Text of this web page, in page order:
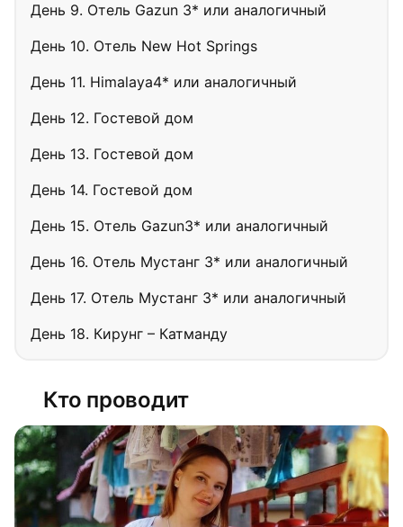
День 9. Отель Gazun 3* или аналогичный
День 10. Отель New Hot Springs
День 11. Himalaya4* или аналогичный
День 12. Гостевой дом
День 13. Гостевой дом
День 14. Гостевой дом
День 15. Отель Gazun3* или аналогичный
День 16. Отель Мустанг 3* или аналогичный
День 17. Отель Мустанг 3* или аналогичный
День 18. Кирунг – Катманду
Кто проводит